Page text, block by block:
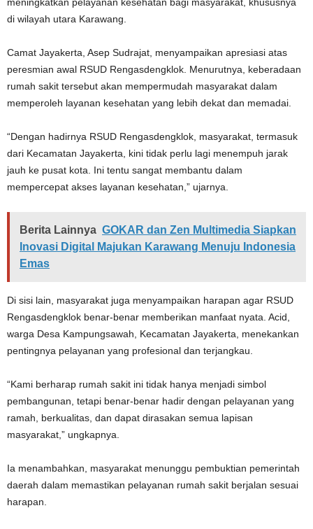
di wilayah utara Karawang.
Camat Jayakerta, Asep Sudrajat, menyampaikan apresiasi atas
peresmian awal RSUD Rengasdengklok. Menurutnya, keberadaan
rumah sakit tersebut akan mempermudah masyarakat dalam
memperoleh layanan kesehatan yang lebih dekat dan memadai.
“Dengan hadirnya RSUD Rengasdengklok, masyarakat, termasuk
dari Kecamatan Jayakerta, kini tidak perlu lagi menempuh jarak
jauh ke pusat kota. Ini tentu sangat membantu dalam
mempercepat akses layanan kesehatan,” ujarnya.
Berita Lainnya GOKAR dan Zen Multimedia Siapkan
Inovasi Digital Majukan Karawang Menuju Indonesia
Emas
Di sisi lain, masyarakat juga menyampaikan harapan agar RSUD
Rengasdengklok benar-benar memberikan manfaat nyata. Acid,
warga Desa Kampungsawah, Kecamatan Jayakerta, menekankan
pentingnya pelayanan yang profesional dan terjangkau.
“Kami berharap rumah sakit ini tidak hanya menjadi simbol
pembangunan, tetapi benar-benar hadir dengan pelayanan yang
ramah, berkualitas, dan dapat dirasakan semua lapisan
masyarakat,” ungkapnya.
Ia menambahkan, masyarakat menunggu pembuktian pemerintah
daerah dalam memastikan pelayanan rumah sakit berjalan sesuai
harapan.